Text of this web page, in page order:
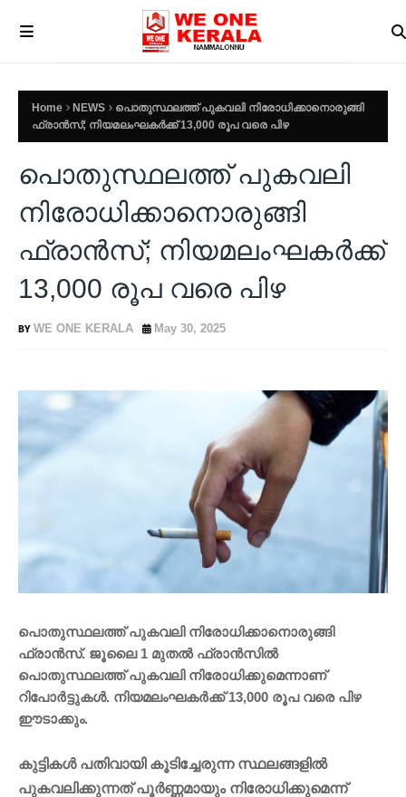
Home NEWS
പൊതുസ്ഥലത്ത് പുകവലി നിരോധിക്കാനൊരുങ്ങി
ഫ്രാൻസ്; നിയമലംഘകർക്ക് 13,000 രൂപ വരെ പിഴ
പൊതുസ്ഥലത്ത് പുകവലി
നിരോധിക്കാനൊരുങ്ങി
ഫ്രാൻസ്; നിയമലംഘകർക്ക്
13,000 രൂപ വരെ പിഴ
WE ONE KERALA May 30, 2025
പൊതുസ്ഥലത്ത് പുകവലി നിരോധിക്കാനൊരുങ്ങി
ഫ്രാൻസ്. ജൂലൈ 1 മുതൽ ഫ്രാൻസിൽ
പൊതുസ്ഥലത്ത് പുകവലി നിരോധിക്കുമെന്നാണ്
റിപോർട്ടുകൾ. നിയമലംഘകർക്ക് 13,000 രൂപ വരെ പിഴ
ഈടാക്കും.
കുട്ടികൾ പതിവായി കൂടിച്ചേരുന്ന സ്ഥലങ്ങളിൽ
പുകവലിക്കുന്നത് പൂർണ്ണമായും നിരോധിക്കുമെന്ന്